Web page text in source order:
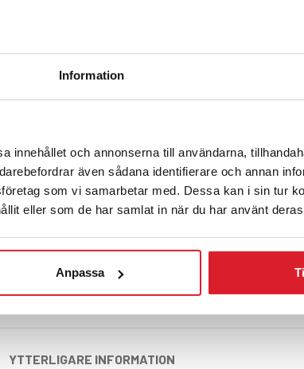
Information
innehållet och annonserna till användarna,
även sådana identifierare och annan
som vi samarbetar med. Dessa kan i sin tur
eller som de har samlat in när du har använt
Anpassa
Kategori:RB Grand Lux
Share:
YTTERLIGARE INFORMATION